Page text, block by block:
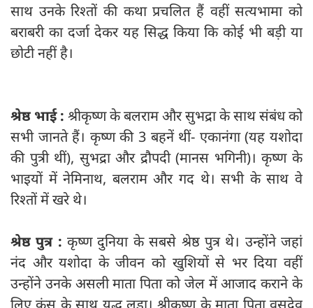
साथ उनके रिश्तों की कथा प्रचलित हैं वहीं सत्यभामा को
बराबरी का दर्जा देकर यह सिद्ध किया कि कोई भी बड़ी या
छोटी नहीं है।
श्रेष्ठ भाई : श्रीकृष्‍ण के बलराम और सुभद्रा के साथ संबंध को
सभी जानते हैं। कृष्ण की 3 बहनें थीं- एकानंगा (यह यशोदा
की पुत्री थीं), सुभद्रा और द्रौपदी (मानस भगिनी)। कृष्ण के
भाइयों में नेमिनाथ, बलराम और गद थे। सभी के साथ वे
रिश्‍तों में खरे थे।
श्रेष्ठ पुत्र :कृष्‍ण दुनिया के सबसे श्रेष्ठ पुत्र थे। उन्होंने जहां
नंद और यशोदा के जीवन को खुशियों से भर दिया वहीं
उन्होंने उनके असली माता पिता को जेल में आजाद कराने के
लिए कंस के साथ युद्ध लड़ा। श्रीकृष्‍ण के माता पिता वसुदेव